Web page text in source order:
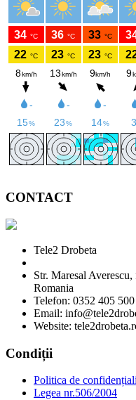
CONTACT
Tele2 Drobeta
Str. Maresal
Romania
Telefon: 0352 405 500
Email:
Website:
Condiții
Politica de
Legea nr.506/2004